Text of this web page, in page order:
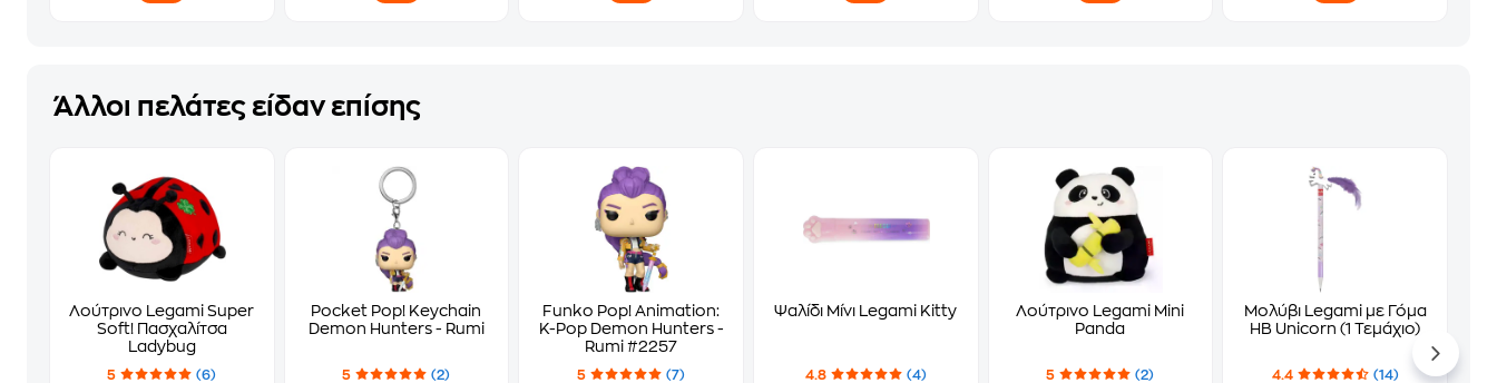
Άλλοι πελάτες είδαν επίσης
Λούτρινο Legami Super
Soft! Πασχαλίτσα
Ladybug
5 (6)
Pocket Pop! Keychain
Demon Hunters - Rumi
5 (2)
Funko Pop! Animation:
K-Pop Demon Hunters -
Rumi #2257
5 (7)
Ψαλίδι Μίνι Legami Kitty
4.8 (4)
Λούτρινο Legami Mini
Panda
5 (2)
Μολύβι Legami με Γόμα
HB Unicorn (1 Τεμάχιο)
4.4 (14)